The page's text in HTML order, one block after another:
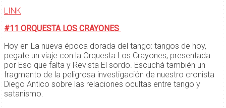
LINK
#11 ORQUESTA LOS CRAYONES
Hoy en La nueva época dorada del tango: tangos de hoy,
pegate un viaje con la Orquesta Los Crayones, presentada
por Eso que falta y Revista El sordo. Escuchá también un
fragmento de la peligrosa investigación de nuestro cronista
Diego Antico sobre las relaciones ocultas entre tango y
satanismo.